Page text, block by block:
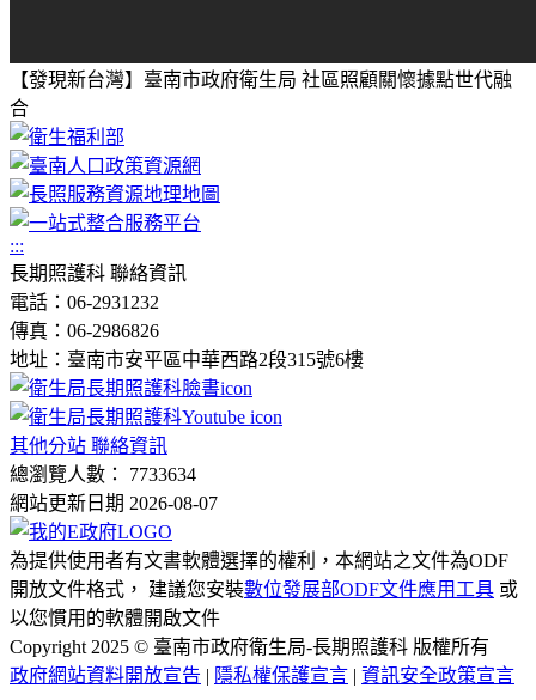
【發現新台灣】臺南市政府衛生局 社區照顧關懷據點世代融
合
:::
長期照護科 聯絡資訊
電話：06-2931232
傳真：06-2986826
地址：臺南市安平區中華西路2段315號6樓
其他分站 聯絡資訊
總瀏覽人數： 7733634
網站更新日期 2026-08-07
為提供使用者有文書軟體選擇的權利，本網站之文件為ODF
開放文件格式， 建議您安裝數位發展部ODF文件應用工具 或
以您慣用的軟體開啟文件
Copyright 2025 © 臺南市政府衛生局-長期照護科 版權所有
政府網站資料開放宣告 | 隱私權保護宣言 | 資訊安全政策宣言